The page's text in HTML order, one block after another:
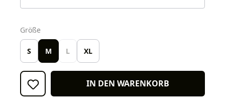
Größe
S M L XL
IN DEN WARENKORB